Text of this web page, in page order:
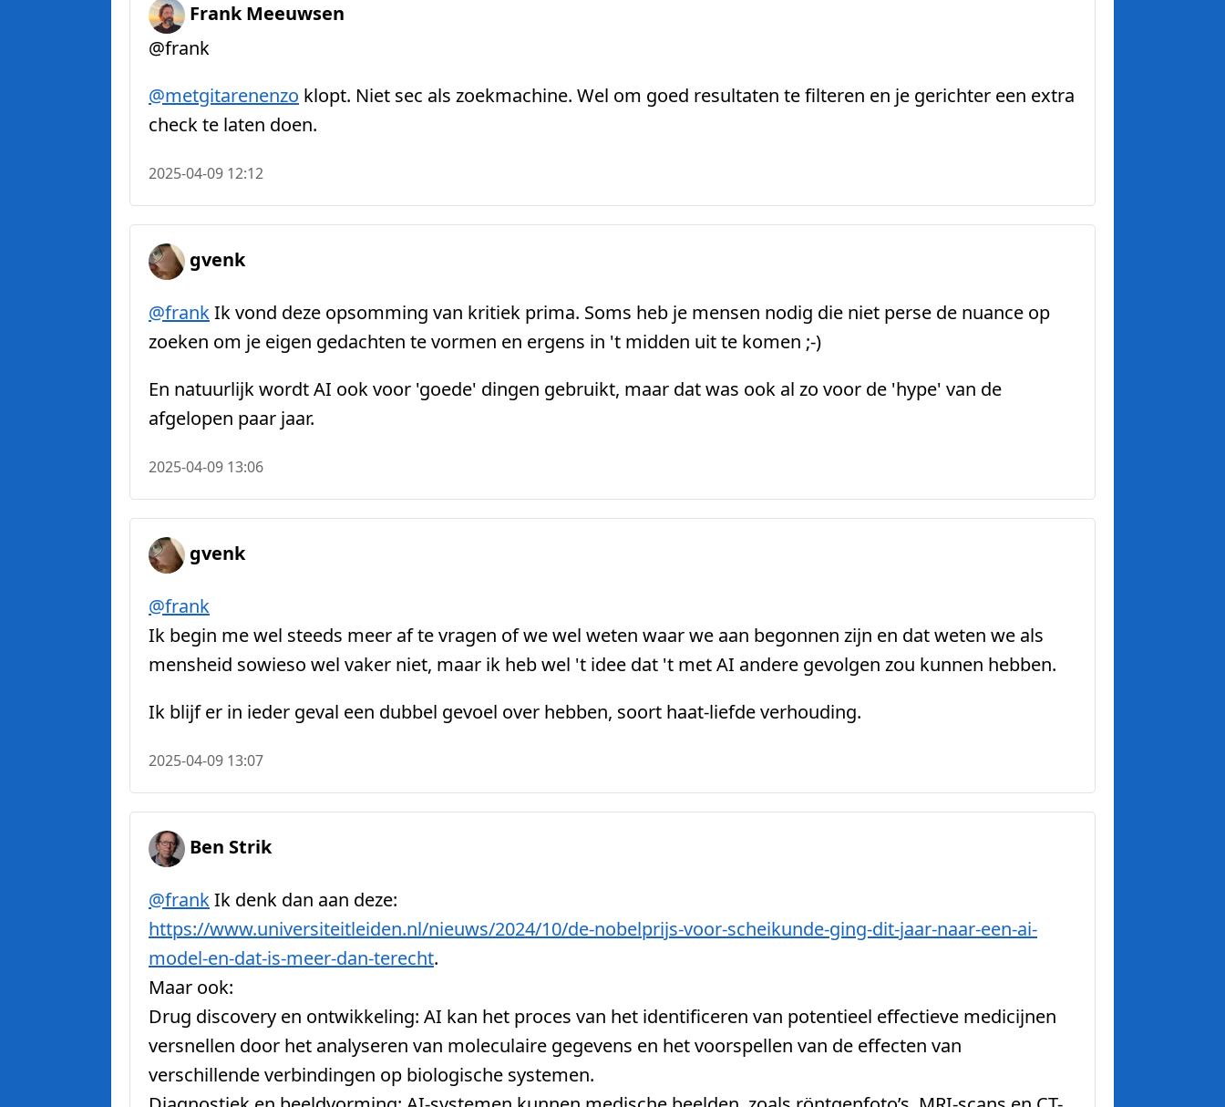
Frank Meeuwsen
@frank
@metgitarenenzo klopt. Niet sec als zoekmachine. Wel om goed resultaten te filteren en je gerichter een extra
check te laten doen.
2025-04-09 12:12
gvenk
@frankIk vond deze opsomming van kritiek prima. Soms heb je mensen nodig die niet perse de nuance op
zoeken om je eigen gedachten te vormen en ergens in 't midden uit te komen ;-)
En natuurlijk wordt AI ook voor 'goede' dingen gebruikt, maar dat was ook al zo voor de 'hype' van de
afgelopen paar jaar.
2025-04-09 13:06
gvenk
@frank
Ik begin me wel steeds meer af te vragen of we wel weten waar we aan begonnen zijn en dat weten we als
mensheid sowieso wel vaker niet, maar ik heb wel 't idee dat 't met AI andere gevolgen zou kunnen hebben.
Ik blijf er in ieder geval een dubbel gevoel over hebben, soort haat-liefde verhouding.
2025-04-09 13:07
Ben Strik
@frankIk denk dan aan deze:
https://www.universiteitleiden.nl/nieuws/2024/10/de-nobelprijs-voor-scheikunde-ging-dit-jaar-naar-een-ai-
model-en-dat-is-meer-dan-terecht.
Maar ook:
Drug discovery en ontwikkeling: AI kan het proces van het identificeren van potentieel effectieve medicijnen
versnellen door het analyseren van moleculaire gegevens en het voorspellen van de effecten van
verschillende verbindingen op biologische systemen.